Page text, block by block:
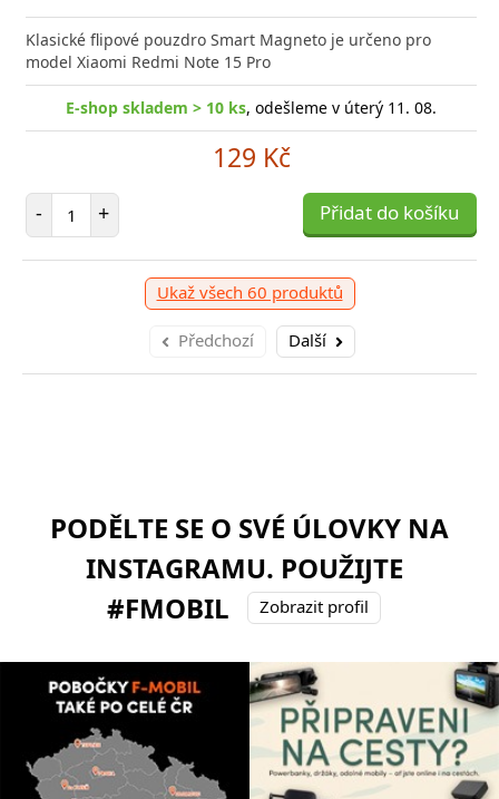
Klasické flipové pouzdro Smart Magneto je určeno pro
model Xiaomi Redmi Note 15 Pro
E-shop skladem > 10 ks, odešleme v úterý 11. 08.
129 Kč
- Počet položek
+ Přidat do košíku
Ukaž všech 60 produktů
Předchozí Další
PODĚLTE SE O SVÉ ÚLOVKY NA
INSTAGRAMU. POUŽIJTE
#FMOBIL
Zobrazit profil